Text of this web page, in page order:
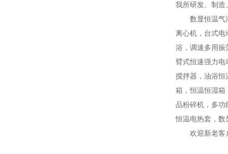
我所研发、制造
数显恒温气
离心机，台式电
浴，调速多用振
臂式恒速强力电
搅拌器，油浴恒
箱，恒温恒湿箱
品粉碎机，多功
恒温电热套，数
欢迎新老客